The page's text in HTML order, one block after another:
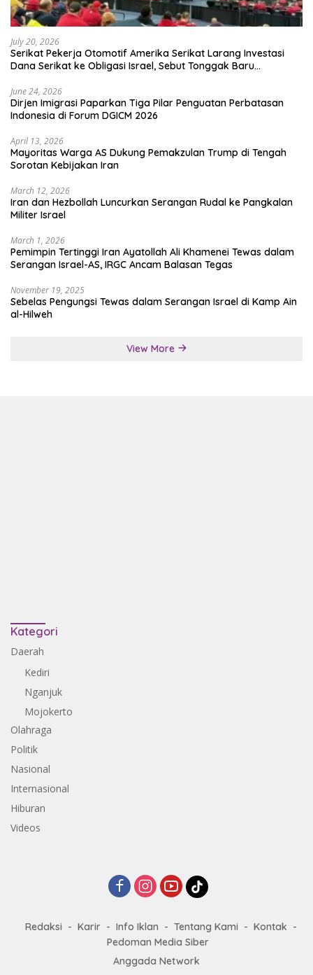
July 20, 2026
Serikat Pekerja Otomotif Amerika Serikat Larang Investasi
Dana Serikat ke Obligasi Israel, Sebut Tonggak Baru
June 24, 2026
Dirjen Imigrasi Paparkan Tiga Pilar Penguatan Perbatasan
Indonesia di Forum DGICM 2026
April 13, 2026
Mayoritas Warga AS Dukung Pemakzulan Trump di Tengah
Sorotan Kebijakan Iran
March 12, 2026
Iran dan Hezbollah Luncurkan Serangan Rudal ke Pangkalan
Militer Israel
March 1, 2026
Pemimpin Tertinggi Iran Ayatollah Ali Khamenei Tewas dalam
Serangan Israel-AS, IRGC Ancam Balasan Tegas
November 19, 2025
Sebelas Pengungsi Tewas dalam Serangan Israel di Kamp Ain
al-Hilweh
View More
Kategori
Daerah
Kediri
Nganjuk
Mojokerto
Olahraga
Politik
Nasional
Internasional
Hiburan
Videos
Redaksi Karir Info Iklan Tentang Kami
Kontak
Pedoman Media Siber
Anggada Network